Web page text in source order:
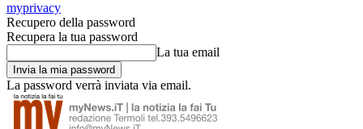
myprivacy
Recupero della password
Recupera la tua password
La tua email
La password verrà inviata via email.